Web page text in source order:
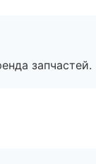
запчастей.